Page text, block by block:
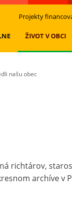
Projekty
ŽIVOT V OBCI
našu obec
richtárov,
archíve v